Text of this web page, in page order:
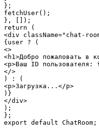
};
fetchUser();
}, []);
return (
<div className="chat-
{user ? (
<>
<h1>Добро пожаловать в
<p>Ваш ID
</>
) : (
<p>Загрузка...</p>
)}
</div>
);
};